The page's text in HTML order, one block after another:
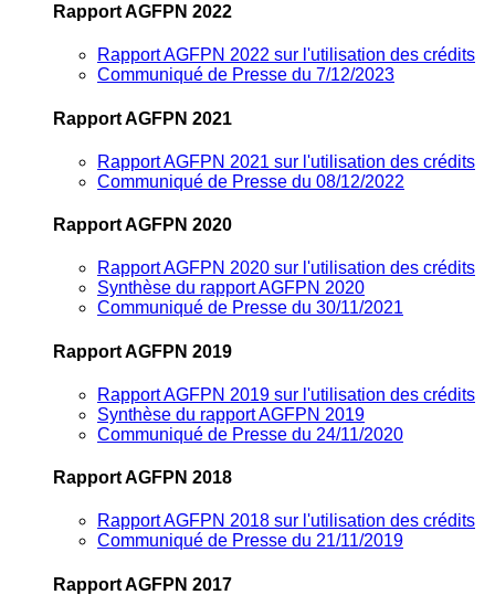
Rapport AGFPN 2022
Rapport AGFPN 2022 sur l'utilisation des crédits
Communiqué de Presse du 7/12/2023
Rapport AGFPN 2021
Rapport AGFPN 2021 sur l'utilisation des crédits
Communiqué de Presse du 08/12/2022
Rapport AGFPN 2020
Rapport AGFPN 2020 sur l'utilisation des crédits
Synthèse du rapport AGFPN 2020
Communiqué de Presse du 30/11/2021
Rapport AGFPN 2019
Rapport AGFPN 2019 sur l'utilisation des crédits
Synthèse du rapport AGFPN 2019
Communiqué de Presse du 24/11/2020
Rapport AGFPN 2018
Rapport AGFPN 2018 sur l'utilisation des crédits
Communiqué de Presse du 21/11/2019
Rapport AGFPN 2017